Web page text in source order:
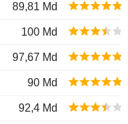
89,81 Md
100 Md
97,67 Md
90 Md
92,4 Md